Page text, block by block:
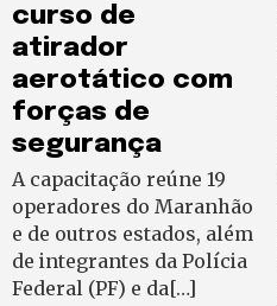
curso de
atirador
aerotático com
forças de
segurança
A capacitação reúne 19
operadores do Maranhão
e de outros estados, além
de integrantes da Polícia
Federal (PF) e da[…]